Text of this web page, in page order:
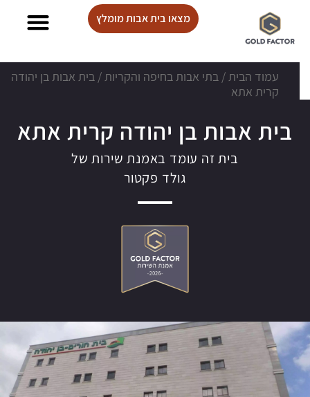
מצאו בית אבות מומלץ
עמוד הבית/ בתי אבות בחיפה והקריות/ בית אבות בן יהודה
קרית אתא
בית אבות בן יהודה קרית אתא
בית זה עומד באמנת שירות של
גולד פקטור